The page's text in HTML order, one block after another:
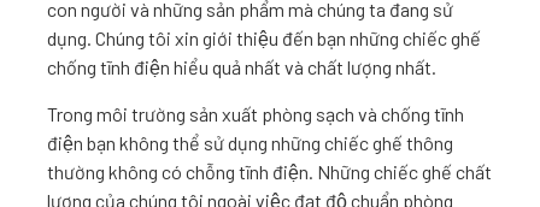
Vậy bạn hãy tìm cho mình những cách để có thể bảo vệ
con người và những sản phẩm mà chúng ta đang sử
dụng. Chúng tôi xin giới thiệu đến bạn những chiếc ghế